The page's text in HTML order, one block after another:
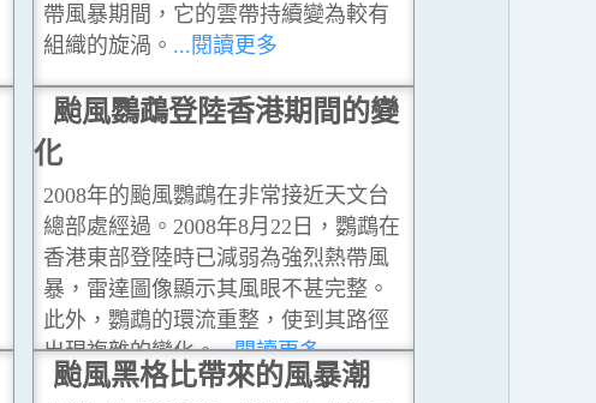
帶風暴期間，它的雲帶持續變為較有
組織的旋渦。 ...閱讀更多
颱風鸚鵡登陸香港期間的變
化
2008年的颱風鸚鵡在非常接近天文台
總部處經過。2008年8月22日，鸚鵡在
香港東部登陸時已減弱為強烈熱帶風
暴，雷達圖像顯示其風眼不甚完整。
此外，鸚鵡的環流重整，使到其路徑
出現複雜的變化。...閱讀更多
颱風黑格比帶來的風暴潮